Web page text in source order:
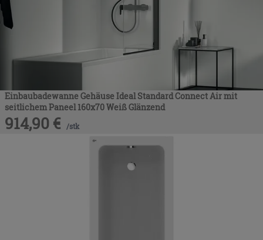
Einbaubadewanne Gehäuse Ideal Standard Connect Air mit
seitlichem Paneel 160x70 Weiß Glänzend
914,90 € /stk